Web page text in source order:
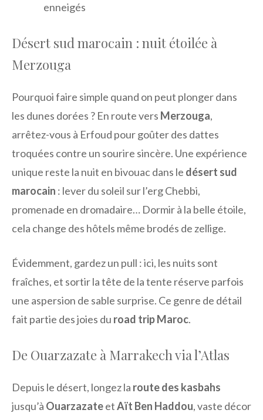
enneigés
Désert sud marocain : nuit étoilée à
Merzouga
Pourquoi faire simple quand on peut plonger dans
les dunes dorées ? En route vers Merzouga,
arrêtez-vous à Erfoud pour goûter des dattes
troquées contre un sourire sincère. Une expérience
unique reste la nuit en bivouac dans le désert sud
marocain : lever du soleil sur l’erg Chebbi,
promenade en dromadaire… Dormir à la belle étoile,
cela change des hôtels même brodés de zellige.
Évidemment, gardez un pull : ici, les nuits sont
fraîches, et sortir la tête de la tente réserve parfois
une aspersion de sable surprise. Ce genre de détail
fait partie des joies du road trip Maroc.
De Ouarzazate à Marrakech via l’Atlas
Depuis le désert, longez la route des kasbahs
jusqu’à OuarzazateetAït Ben Haddou, vaste décor